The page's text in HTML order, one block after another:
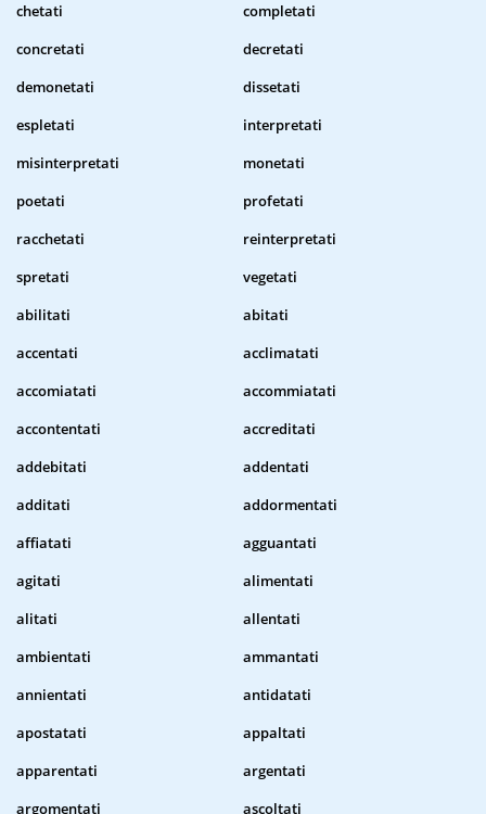
chetati
completati
concretati
decretati
demonetati
dissetati
espletati
interpretati
misinterpretati
monetati
poetati
profetati
racchetati
reinterpretati
spretati
vegetati
abilitati
abitati
accentati
acclimatati
accomiatati
accommiatati
accontentati
accreditati
addebitati
addentati
additati
addormentati
affiatati
agguantati
agitati
alimentati
alitati
allentati
ambientati
ammantati
annientati
antidatati
apostatati
appaltati
apparentati
argentati
argomentati
ascoltati